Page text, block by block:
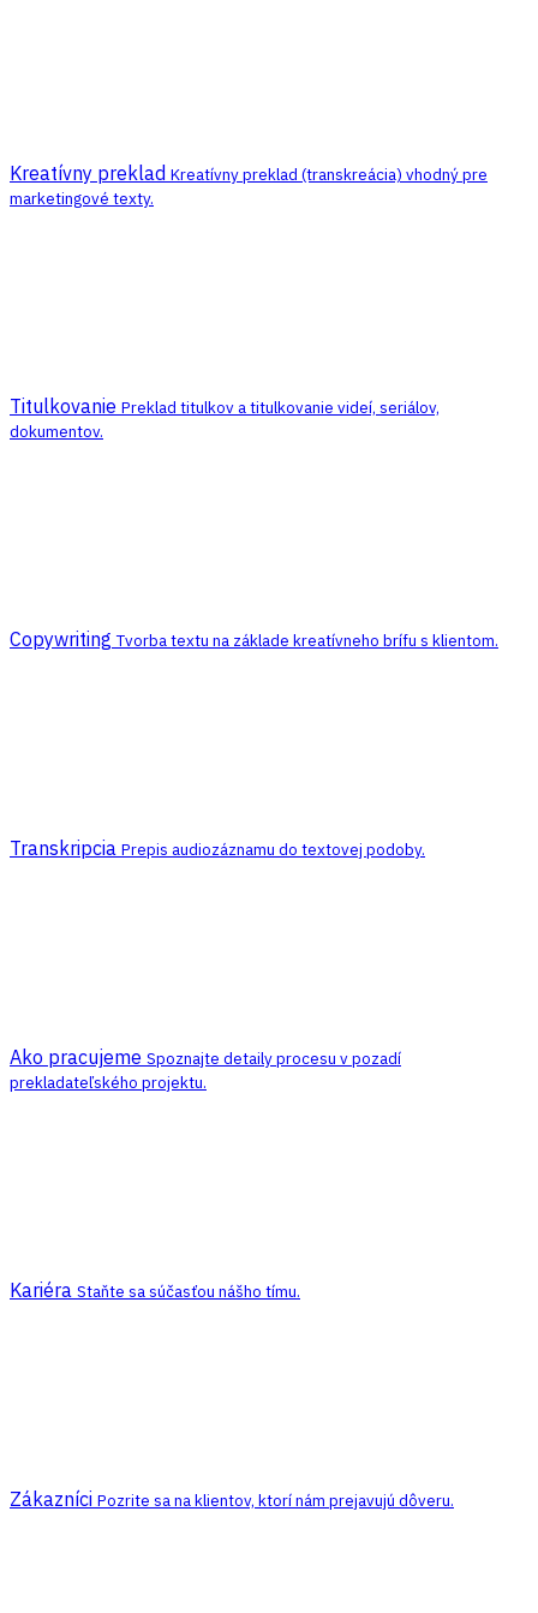
Kreatívny preklad Kreatívny preklad (transkreácia) vhodný pre
marketingové texty.
Titulkovanie Preklad titulkov a titulkovanie videí, seriálov,
dokumentov.
Copywriting Tvorba textu na základe kreatívneho brífu s klientom.
Transkripcia Prepis audiozáznamu do textovej podoby.
Ako pracujeme Spoznajte detaily procesu v pozadí
prekladateľského projektu.
Kariéra Staňte sa súčasťou nášho tímu.
Zákazníci Pozrite sa na klientov, ktorí nám prejavujú dôveru.